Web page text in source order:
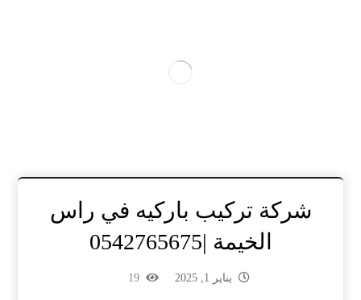
شركة تركيب باركيه في راس
الخيمة |0542765675
يناير 1, 2025 19